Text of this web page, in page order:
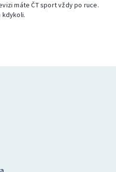
máte ČT sport vždy po ruce.
kdykoli.